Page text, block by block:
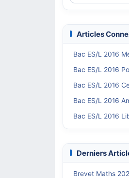
Articles
Bac ES/L 2016
Bac ES/L 2016
Bac ES/L 2016
Bac ES/L 2016
Bac ES/L 2016
Derniers
Brevet Maths